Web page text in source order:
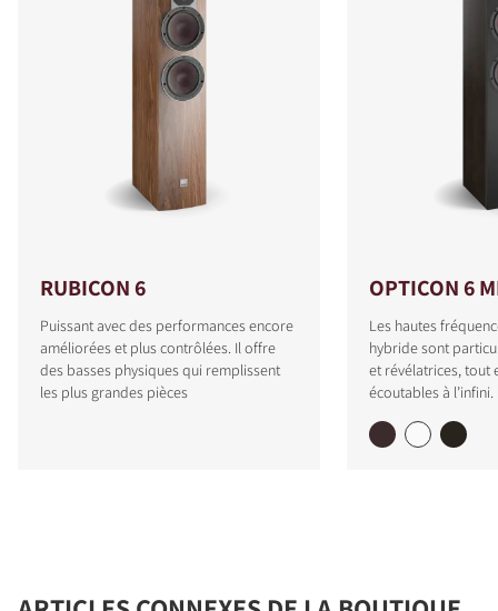
RUBICON 6
Puissant avec des performances encore
améliorées et plus contrôlées. Il offre
des basses physiques qui remplissent
les plus grandes pièces
OPTICON 6
Les hautes
hybride sont
et révélatrices, tout
écoutables à l’infini.